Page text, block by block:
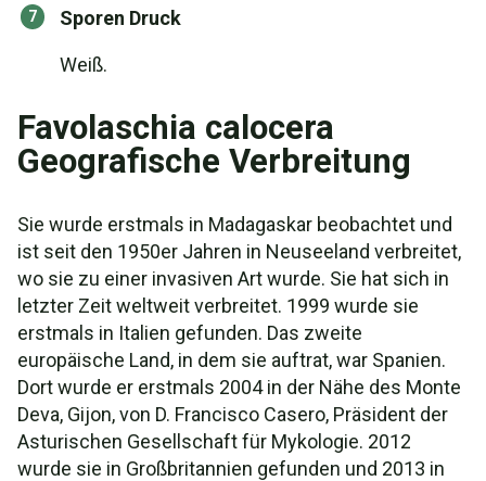
Sporen Druck
Weiß.
Favolaschia calocera
Geografische Verbreitung
Sie wurde erstmals in Madagaskar beobachtet und
ist seit den 1950er Jahren in Neuseeland verbreitet,
wo sie zu einer invasiven Art wurde. Sie hat sich in
letzter Zeit weltweit verbreitet. 1999 wurde sie
erstmals in Italien gefunden. Das zweite
europäische Land, in dem sie auftrat, war Spanien.
Dort wurde er erstmals 2004 in der Nähe des Monte
Deva, Gijon, von D. Francisco Casero, Präsident der
Asturischen Gesellschaft für Mykologie. 2012
wurde sie in Großbritannien gefunden und 2013 in